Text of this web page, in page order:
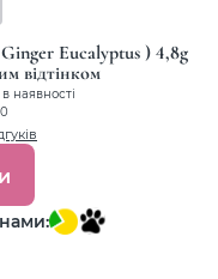
Eucalyptus ) 4,8g
відтінком
наявності